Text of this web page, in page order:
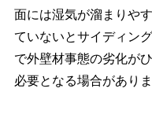
面には湿気が溜まりや
ていないとサイディン
で外壁材事態の劣化が
必要となる場合がありま